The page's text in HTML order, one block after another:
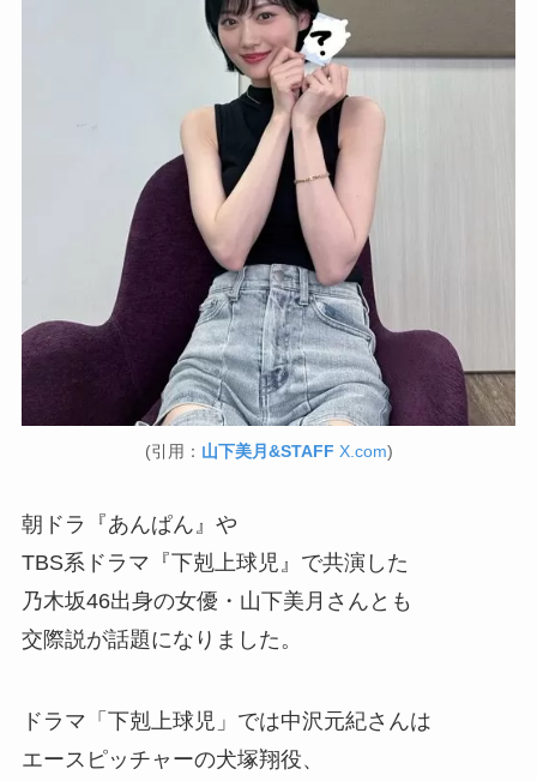
(引用： 山下美月&STAFF X.com)
朝ドラ『あんぱん』や
TBS系ドラマ『下剋上球児』で共演した
乃木坂46出身の女優・山下美月さんとも
交際説が話題になりました。
ドラマ「下剋上球児」では中沢元紀さんは
エースピッチャーの犬塚翔役、